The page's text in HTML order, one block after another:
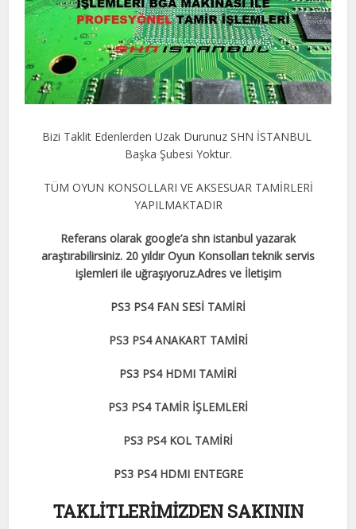
Bizi Taklit Edenlerden Uzak Durunuz SHN İSTANBUL
Başka Şubesi Yoktur.
TÜM OYUN KONSOLLARI VE AKSESUAR TAMİRLERİ
YAPILMAKTADIR
Referans olarak google’a shn istanbul yazarak
araştırabilirsiniz. 20 yıldır Oyun Konsolları teknik servis
işlemleri ile uğraşıyoruz.Adres ve İletişim
PS3 PS4 FAN SESİ TAMİRİ
PS3 PS4 ANAKART TAMİRİ
PS3 PS4 HDMI TAMİRİ
PS3 PS4 TAMİR İŞLEMLERİ
PS3 PS4 KOL TAMİRİ
PS3 PS4 HDMI ENTEGRE
TAKLİTLERİMİZDEN SAKININ